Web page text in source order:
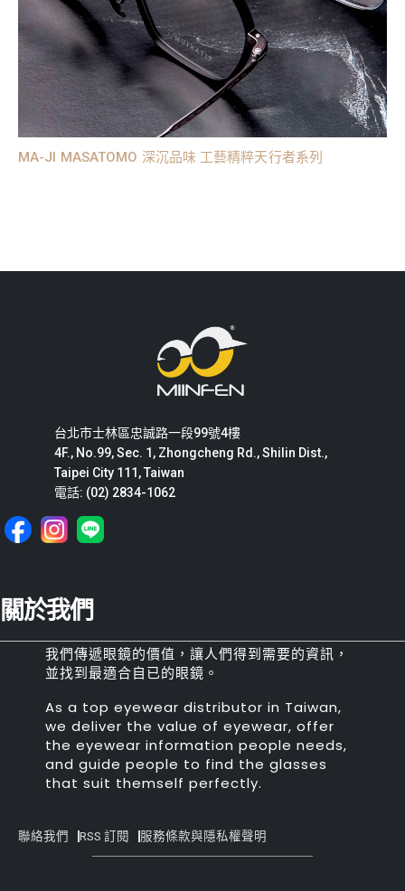
MA-JI MASATOMO 深沉品味 工藝精粹天行者系列
台北市士林區忠誠路一段99號4樓
4F., No.99, Sec. 1, Zhongcheng Rd., Shilin Dist.,
Taipei City 111, Taiwan
電話: (02) 2834-1062
關於我們
我們傳遞眼鏡的價值，讓人們得到需要的資訊，
並找到最適合自已的眼鏡。
As a top eyewear distributor in Taiwan,
we deliver the value of eyewear, offer
the eyewear information people needs,
and guide people to find the glasses
that suit themself perfectly.
聯絡我們 RSS 訂閱 服務條款與隱私權聲明